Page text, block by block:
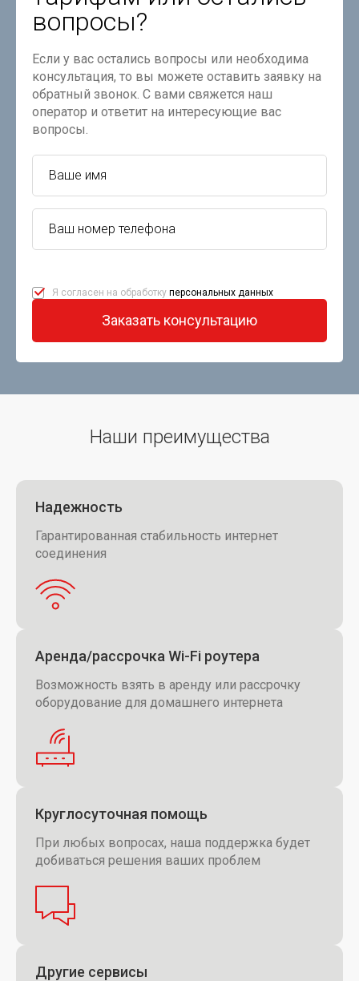
вопросы?
Если у вас остались вопросы или необходима
консультация, то вы можете оставить заявку на
обратный звонок. С вами свяжется наш
оператор и ответит на интересующие вас
вопросы.
Я согласен на обработку персональных данных
Заказать консультацию
Наши преимущества
Надежность
Гарантированная стабильность интернет
соединения
Аренда/рассрочка Wi-Fi роутера
Возможность взять в аренду или рассрочку
оборудование для домашнего интернета
Круглосуточная помощь
При любых вопросах, наша поддержка будет
добиваться решения ваших проблем
Другие сервисы